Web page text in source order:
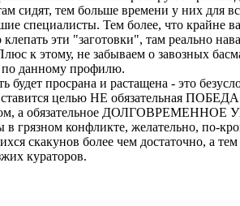
сидят, тем больше времени у них для
специалисты. Тем более, что крайне
эти "заготовки", там реально
к этому, не забываем о завозных
данному профилю.
будет просрана и растащена - это
целью НЕ обязательная ПОБЕДА
а обязательное
грязном конфликте, желательно, по-
скакунов более чем достаточно, а
кураторов.